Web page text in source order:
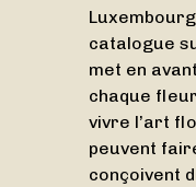
catalogue
met en
chaque
vivre l’art
peuvent
conçoivent